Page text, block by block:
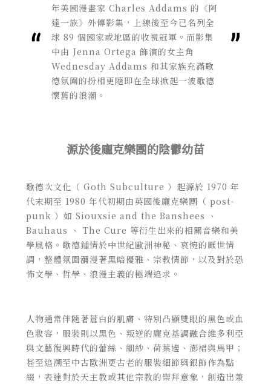
年美國漫畫家 Charles Addams 的《阿
達一族》外傳影集，上線後至今已名列全
球 89 個國家或地區的收視冠軍。而影集
中由 Jenna Ortega 飾演的女主角
Wednesday Addams 和其家族充滿歌
德氛圍的扮相更隨即在全球掀起一波歌德
懷舊的浪潮。
源於後龐克樂團的陰鬱幼苗
歌德次文化（ Goth Subculture ）起源於 1970 年
代末期至 1980 年代初期由英國後龐克樂團（ post-
punk ）如 Siouxsie and the Banshees 、
Bauhaus 、 The Cure 等衍生出來的相關音樂和美
學風格。歌德鍾情於中世紀歐洲神秘、哀惋的厭世情
調，整體氛圍瀰漫著黑暗優雅、宗教情節，以及對於恐
怖文學、哲學、浪漫主義的極端追求。
人物通常伴隨著蒼白的肌膚、特別凸顯雙眼的黑色或血
色妝容，服裝則以黑色、叛逆的龐克基調融合維多利亞
與文藝復興時代的蕾絲、細紗、荷葉邊、澎裙與馬甲；
甚至追溯至中古歐洲更古老的服裝細節與銀飾作為點
綴，表達對於天主教或其他宗教的崇拜意象，創造出兼